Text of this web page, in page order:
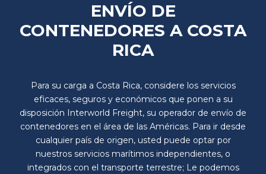
ENVÍO DE
CONTENEDORES A COSTA
RICA
Para su carga a Costa Rica, considere los servicios
eficaces, seguros y económicos que ponen a su
disposición Interworld Freight, su operador de envío de
contenedores en el área de las Américas. Para ir desde
cualquier país de origen, usted puede optar por
nuestros servicios marítimos independientes, o
integrados con el transporte terrestre; Le podemos